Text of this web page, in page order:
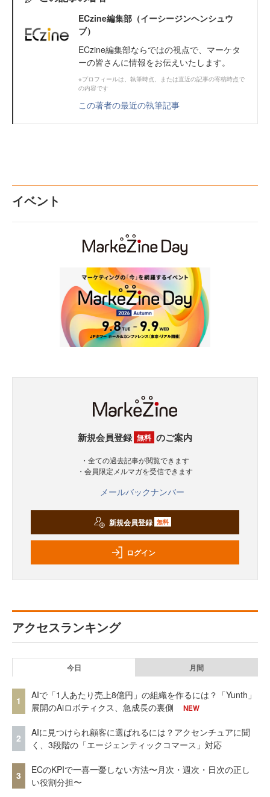
ECzine編集部（イーシージンヘンシュウ
ブ）
ECzine編集部ならではの視点で、マーケタ
ーの皆さんに情報をお伝えいたします。
※プロフィールは、執筆時点、または直近の記事の寄稿時点で
の内容です
この著者の最近の執筆記事
イベント
新規会員登録 無料 のご案内
・全ての過去記事が閲覧できます
・会員限定メルマガを受信できます
メールバックナンバー
新規会員登録 無料
ログイン
アクセスランキング
今日 月間
1
AIで「1人あたり売上8億円」の組織を作るには？「Yunth」
展開のAiロボティクス、急成長の裏側
NEW
2
AIに見つけられ顧客に選ばれるには？アクセンチュアに聞
く、3段階の「エージェンティックコマース」対応
3
ECのKPIで一喜一憂しない方法〜月次・週次・日次の正し
い役割分担〜